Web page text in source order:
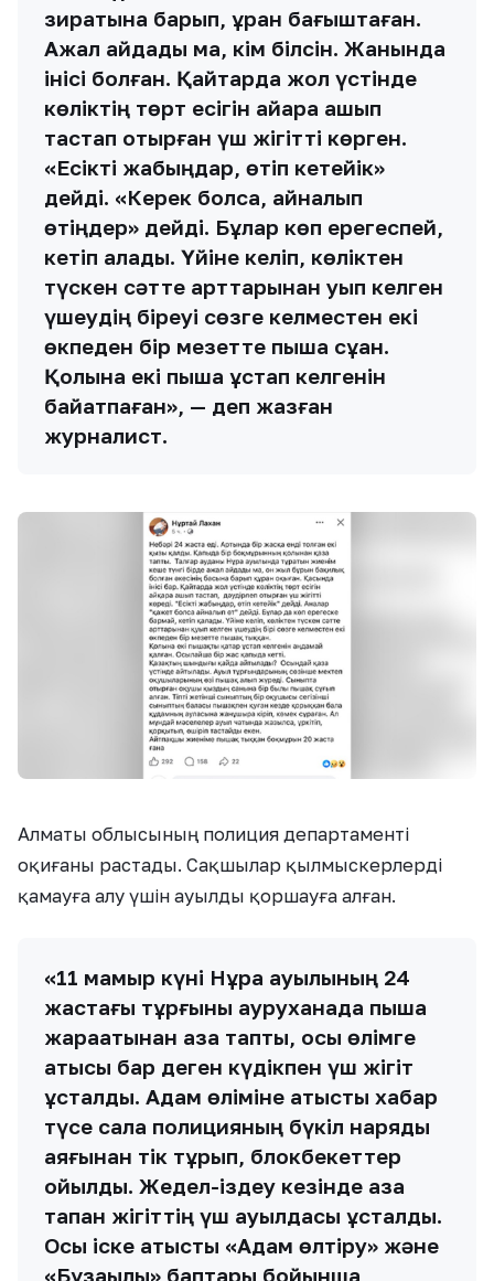
зиратына барып, құран бағыштаған.
Ажал айдады ма, кім білсін. Жанында
інісі болған. Қайтарда жол үстінде
көліктің төрт есігін айқара ашып
тастап отырған үш жігітті көрген.
«Есікті жабыңдар, өтіп кетейік»
дейді. «Керек болса, айналып
өтіңдер» дейді. Бұлар көп ерегеспей,
кетіп қалады. Үйіне келіп, көліктен
түскен сәтте арттарынан қуып келген
үшеудің біреуі сөзге келместен екі
өкпеден бір мезетте пышақ сұққан.
Қолына екі пышақ ұстап келгенін
байқатпаған», — деп жазған
журналист.
Алматы облысының полиция департаменті
оқиғаны растады. Сақшылар қылмыскерлерді
қамауға алу үшін ауылды қоршауға алған.
«11 мамыр күні Нұра ауылының 24
жастағы тұрғыны ауруханада пышақ
жарақатынан қаза тапты, осы өлімге
қатысы бар деген күдікпен үш жігіт
ұсталды. Адам өліміне қатысты хабар
түсе сала полицияның бүкіл наряды
аяғынан тік тұрып, блокбекеттер
қойылды. Жедел-іздеу кезінде қаза
тапқан жігіттің үш ауылдасы ұсталды.
Осы іске қатысты «Адам өлтіру» және
«Бұзақылық» баптары бойынша